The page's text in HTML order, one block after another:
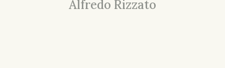
Alfredo Rizzato